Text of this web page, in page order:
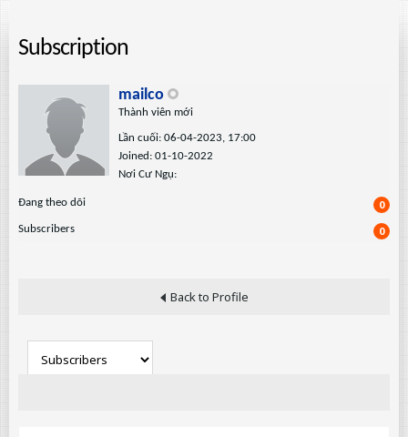
Subscription
mailco
Thành viên mới
Lần cuối: 06-04-2023, 17:00
Joined: 01-10-2022
Nơi Cư Ngụ:
Ðang theo dõi 0
Subscribers 0
Back to Profile